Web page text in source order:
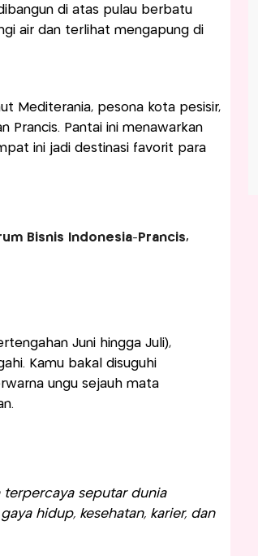
di atas pulau berbatu
air dan terlihat mengapung di
Mediterania, pesona kota pesisir,
Prancis. Pantai ini menawarkan
ini jadi destinasi favorit para
Bisnis Indonesia-Prancis,
Juni hingga Juli),
Kamu bakal disuguhi
ungu sejauh mata
terpercaya seputar dunia
hidup, kesehatan, karier, dan